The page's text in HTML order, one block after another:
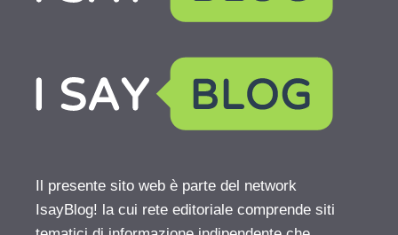
Il presente sito web è parte del network
IsayBlog! la cui rete editoriale comprende siti